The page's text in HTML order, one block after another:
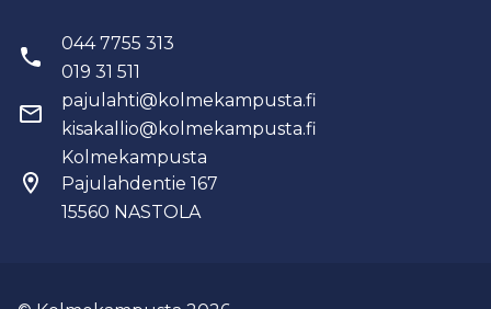
044 7755 313
019 31 511
pajulahti@kolmekampusta.fi
kisakallio@kolmekampusta.fi
Kolmekampusta
Pajulahdentie 167
15560 NASTOLA